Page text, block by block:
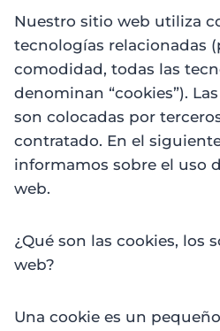
Nuestro sitio web utiliza
tecnologías relacionadas
comodidad, todas las
denominan “cookies”).
son colocadas por
contratado. En el
informamos sobre el uso
web.
¿Qué son las cookies, los
web?
Una cookie es un